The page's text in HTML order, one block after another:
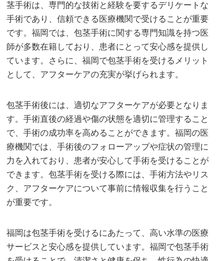
茎手術は、専門的な技術と経験を要するデリケートな
手術であり、信頼できる医療機関で受けることが重要
です。福岡では、包茎手術に関する専門知識を持つ医
師が多数在籍しており、患者にとって安心感を提供し
ています。さらに、福岡で包茎手術を受けるメリット
として、アフターケアの充実が挙げられます。
包茎手術後には、適切なアフターケアが必要となりま
す。手術直後の経過や傷の状態を適切に管理すること
で、手術の成功率を高めることができます。福岡の医
療機関では、手術後のフォローアップや症状の管理に
力を入れており、患者が安心して手術を受けることが
できます。包茎手術を受ける際には、手術方法やリス
ク、アフターケアについて事前に情報収集を行うこと
が重要です。
福岡は包茎手術を受けるにあたって、高い水準の医療
サービスと安心感を提供しています。福岡で包茎手術